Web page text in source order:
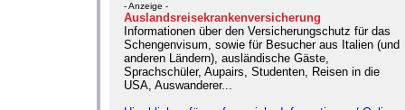
- Anzeige -
Auslandsreisekrankenversicherung
Informationen über den Versicherungschutz für das
Schengenvisum, sowie für Besucher aus Italien (und
anderen Ländern), ausländische Gäste,
Sprachschüler, Aupairs, Studenten, Reisen in die
USA, Auswanderer...